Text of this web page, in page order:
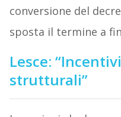
conversione del
sposta il termine a
Lesce:
strutturali”